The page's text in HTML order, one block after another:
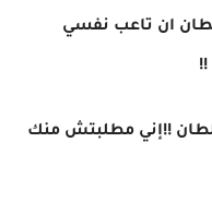
ان تاعب نفسي
!!إني مطلبتش منك